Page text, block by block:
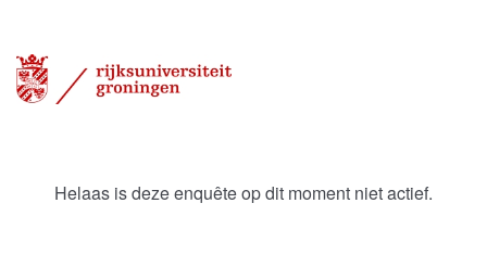
Helaas is deze enquête op dit moment niet actief.